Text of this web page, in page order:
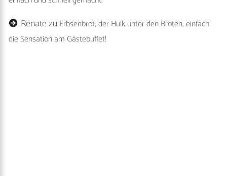
Renatezu Erbsenbrot, der Hulk unter den Broten, einfach
die Sensation am Gästebuffet!